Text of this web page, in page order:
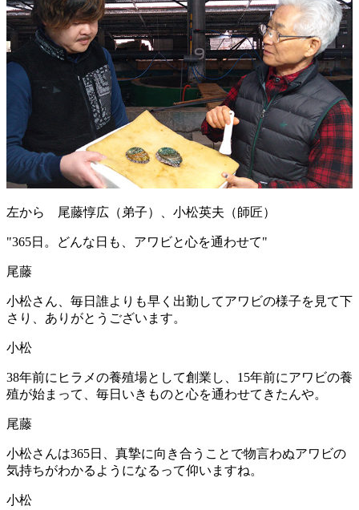
左から 尾藤惇広（弟子）、小松英夫（師匠）
"365日。どんな日も、アワビと心を通わせて"
尾藤
小松さん、毎日誰よりも早く出勤してアワビの様子を見て下
さり、ありがとうございます。
小松
38年前にヒラメの養殖場として創業し、15年前にアワビの養
殖が始まって、毎日いきものと心を通わせてきたんや。
尾藤
小松さんは365日、真摯に向き合うことで物言わぬアワビの
気持ちがわかるようになるって仰いますね。
小松